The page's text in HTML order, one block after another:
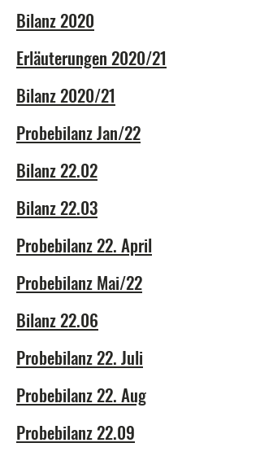
Bilanz 2020
Erläuterungen 2020/21
Bilanz 2020/21
Probebilanz Jan/22
Bilanz 22.02
Bilanz 22.03
Probebilanz 22. April
Probebilanz Mai/22
Bilanz 22.06
Probebilanz 22. Juli
Probebilanz 22. Aug
Probebilanz 22.09